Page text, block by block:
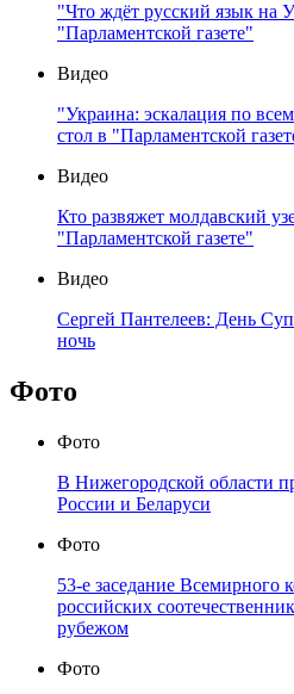
"Что ждёт русский язык на
"Парламентской газете"
Видео
"Украина: эскалация по
стол в "Парламентской
Видео
Кто развяжет молдавский
"Парламентской газете"
Видео
Сергей Пантелеев: День
ночь
Фото
Фото
В Нижегородской области
России и Беларуси
Фото
53-е заседание Всемирного
российских
рубежом
Фото